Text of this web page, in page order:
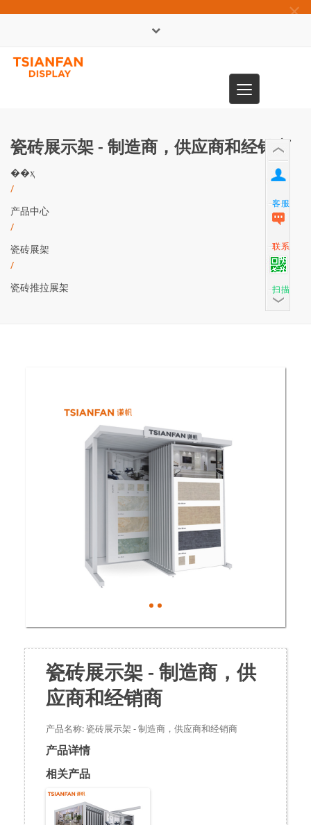
×
Toggle
navigation
瓷砖展示架 - 制造商，供应商和经销商
��ҳ
/
产品中心
/
瓷砖展架
/
瓷砖推拉展架
瓷砖展示架 - 制造商，供
应商和经销商
产品名称: 瓷砖展示架 - 制造商，供应商和经销商
产品详情
相关产品
客服
联系
扫描